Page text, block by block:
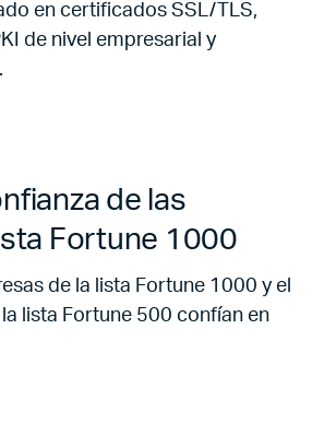
en certificados SSL/TLS,
de nivel empresarial y
de las
Fortune 1000
de la lista Fortune 1000 y el
lista Fortune 500 confían en